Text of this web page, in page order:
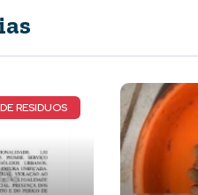
DETALHES DO CASO